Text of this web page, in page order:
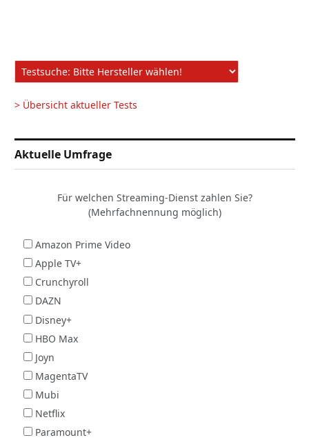
> Übersicht aktueller Tests
Aktuelle Umfrage
Für welchen Streaming-Dienst zahlen Sie?
(Mehrfachnennung möglich)
Amazon Prime Video
Apple TV+
Crunchyroll
DAZN
Disney+
HBO Max
Joyn
MagentaTV
Mubi
Netflix
Paramount+